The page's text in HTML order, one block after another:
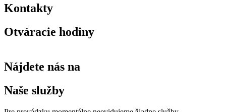
Kontakty
Otváracie hodiny
Nájdete nás na
Naše služby